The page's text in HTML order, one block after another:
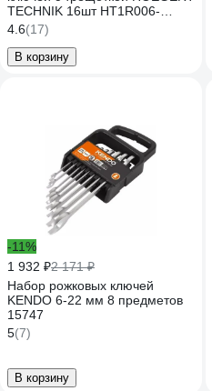
TECHNIK 16шт HT1R006-
HT1R021 HT7G146
4.6(17)
В корзину
-11%
1 932 ₽2 171 ₽
Набор рожковых ключей
KENDO 6-22 мм 8 предметов
15747
5(7)
В корзину